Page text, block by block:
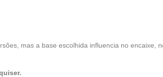
mas a base escolhida influencia no